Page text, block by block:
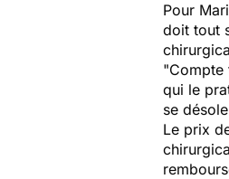
Pour
doit tout
"Compte
qui le
se
Le prix